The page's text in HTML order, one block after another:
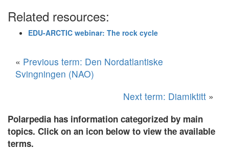
Related resources:
EDU-ARCTIC webinar: The rock cycle
« Previous term: Den Nordatlantiske
Svingningen (NAO)
Next term: Diamiktitt »
Polarpedia has information categorized by main
topics. Click on an icon below to view the available
terms.